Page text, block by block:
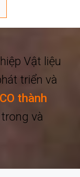
Vật liệu
triển và
thành
trong và